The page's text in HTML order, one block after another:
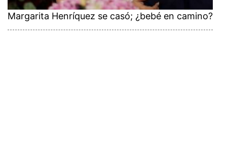
Margarita Henríquez se casó; ¿bebé en camino?